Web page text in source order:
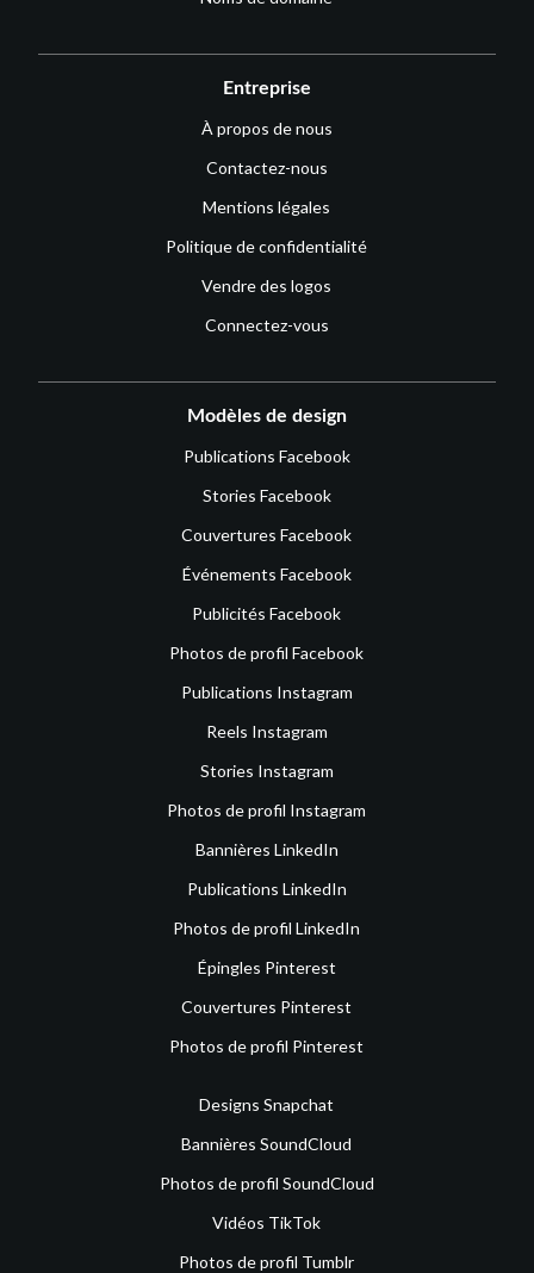
Entreprise
À propos de nous
Contactez-nous
Mentions légales
Politique de confidentialité
Vendre des logos
Connectez-vous
Modèles de design
Publications Facebook
Stories Facebook
Couvertures Facebook
Événements Facebook
Publicités Facebook
Photos de profil Facebook
Publications Instagram
Reels Instagram
Stories Instagram
Photos de profil Instagram
Bannières LinkedIn
Publications LinkedIn
Photos de profil LinkedIn
Épingles Pinterest
Couvertures Pinterest
Photos de profil Pinterest
Designs Snapchat
Bannières SoundCloud
Photos de profil SoundCloud
Vidéos TikTok
Photos de profil Tumblr